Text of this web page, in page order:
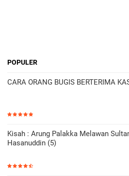
POPULER
CARA ORANG BUGIS BERTERIMA
Kisah : Arung Palakka Melawan
Hasanuddin (5)